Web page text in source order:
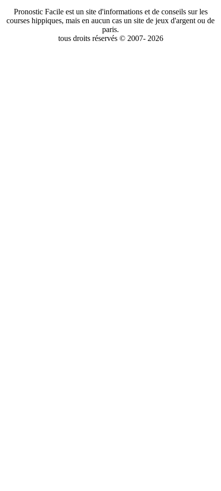
Pronostic Facile est un site d'informations et de conseils sur les
courses hippiques, mais en aucun cas un site de jeux d'argent ou de
paris.
tous droits réservés © 2007- 2026